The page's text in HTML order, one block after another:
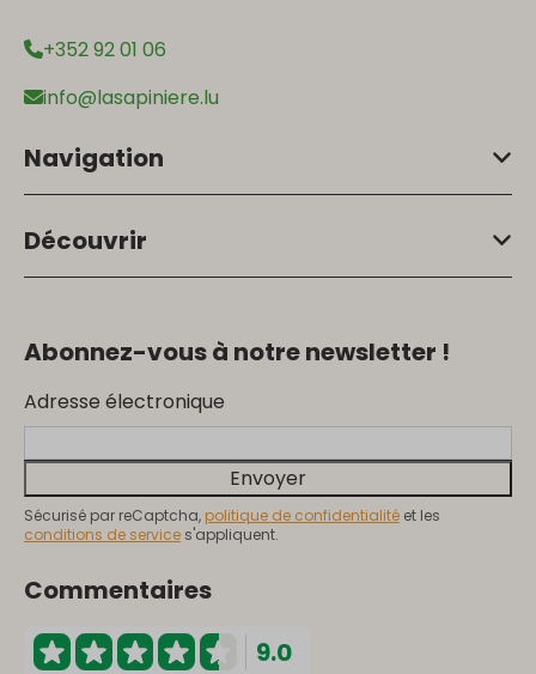
+352 92 01 06
info@lasapiniere.lu
Navigation
Découvrir
Abonnez-vous à notre newsletter !
Adresse électronique
Envoyer
Sécurisé par reCaptcha, politique de confidentialité et les
conditions de service s'appliquent.
Commentaires
9.0